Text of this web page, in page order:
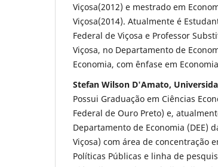
Viçosa(2012) e mestrado em
Viçosa(2014). Atualmente é
Federal de Viçosa e Professor
Viçosa, no Departamento de
Economia, com ênfase em
Stefan Wilson D'Amato,
Possui Graduação em Ciências
Federal de Ouro Preto) e,
Departamento de Economia (DEE)
Viçosa) com área de concentração
Políticas Públicas e linha de